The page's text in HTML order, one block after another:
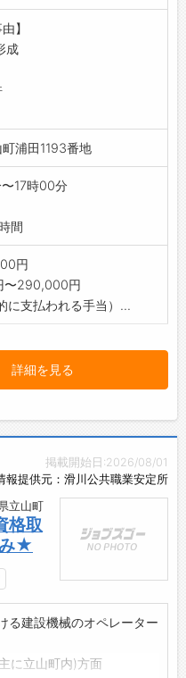
(会社が全額負担します!)
】
ローワークから「紹介
】
成
浦田1193番地
17時00分
間
円
〜290,000円
に支払われる手当）...
詳細を見る
掲載開始日:2026/08/01
報提供元：滑川公共職業安定所
立山町
格取
★
る建設機械のオペレーター
に立山町内)方面